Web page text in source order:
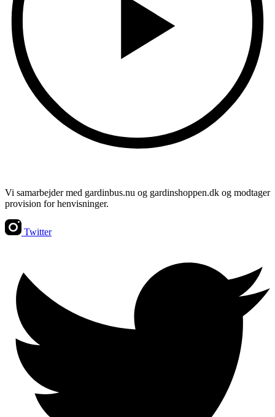
Vi samarbejder med gardinbus.nu og gardinshoppen.dk og modtager
provision for henvisninger.
Twitter